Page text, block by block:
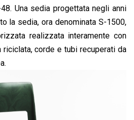
Una sedia progettata negli anni
la sedia, ora denominata S-1500,
realizzata interamente con
corde e tubi recuperati da